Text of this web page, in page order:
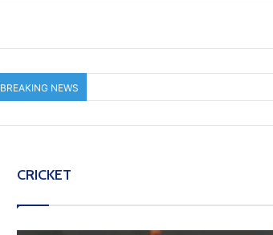
BREAKING NEWS
CRICKET